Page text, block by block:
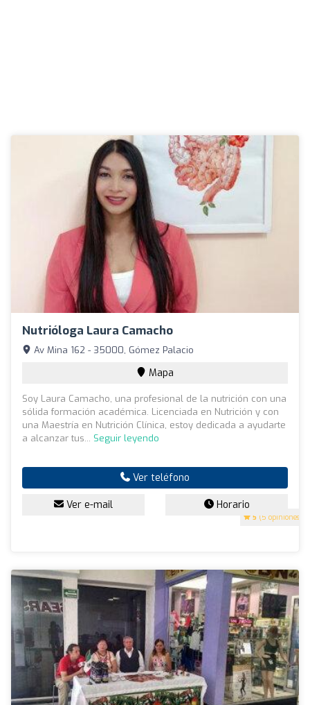
Nutrióloga Laura Camacho
5 (5 opiniones)
Av Mina 162 - 35000, Gómez Palacio
Mapa
Soy Laura Camacho, una profesional de la nutrición con una
sólida formación académica. Licenciada en Nutrición y con
una Maestría en Nutrición Clínica, estoy dedicada a ayudarte
a alcanzar tus... Seguir leyendo
Ver teléfono
Ver e-mail Horario